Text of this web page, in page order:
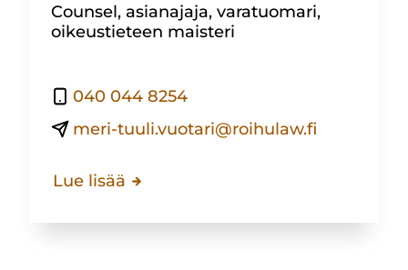
Counsel, asianajaja, varatuomari,
oikeustieteen maisteri
040 044 8254
meri-tuuli.vuotari@roihulaw.fi
Lue lisää